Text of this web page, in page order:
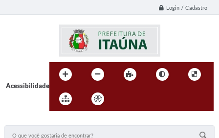
Login / Cadastro
Acessibilidade